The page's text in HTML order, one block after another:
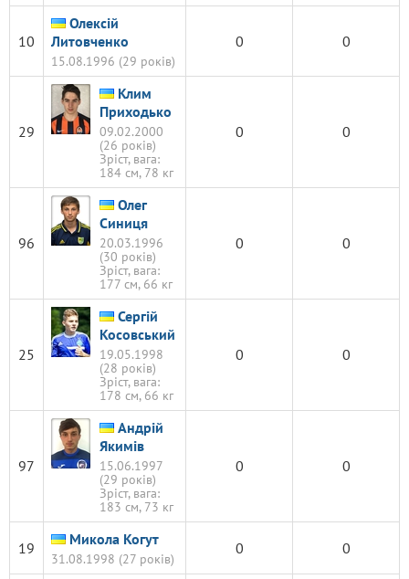
10
Олексій
Литовченко
15.08.1996 (29 років)
0 0
29
Клим
Приходько
09.02.2000
(26 років)
Зріст, вага:
184 см, 78 кг
0 0
96
Олег
Синиця
20.03.1996
(30 років)
Зріст, вага:
177 см, 66 кг
0 0
25
Сергій
Косовський
19.05.1998
(28 років)
Зріст, вага:
178 см, 66 кг
0 0
97
Андрій
Якимів
15.06.1997
(29 років)
Зріст, вага:
183 см, 73 кг
0 0
19 Микола Когут
31.08.1998 (27 років)
0 0